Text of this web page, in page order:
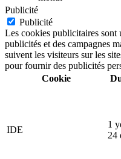
Publicité
Publicité
Les cookies publicitaires
publicités et des campagnes
suivent les visiteurs sur les
pour fournir des publicités
Cookie
IDE
1
24